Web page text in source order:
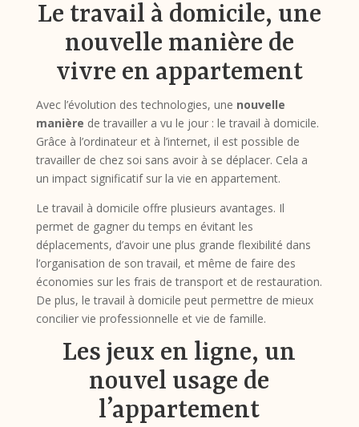
Le travail à domicile, une
nouvelle manière de
vivre en appartement
Avec l’évolution des technologies, une nouvelle
manière de travailler a vu le jour : le travail à domicile.
Grâce à l’ordinateur et à l’internet, il est possible de
travailler de chez soi sans avoir à se déplacer. Cela a
un impact significatif sur la vie en appartement.
Le travail à domicile offre plusieurs avantages. Il
permet de gagner du temps en évitant les
déplacements, d’avoir une plus grande flexibilité dans
l’organisation de son travail, et même de faire des
économies sur les frais de transport et de restauration.
De plus, le travail à domicile peut permettre de mieux
concilier vie professionnelle et vie de famille.
Les jeux en ligne, un
nouvel usage de
l’appartement